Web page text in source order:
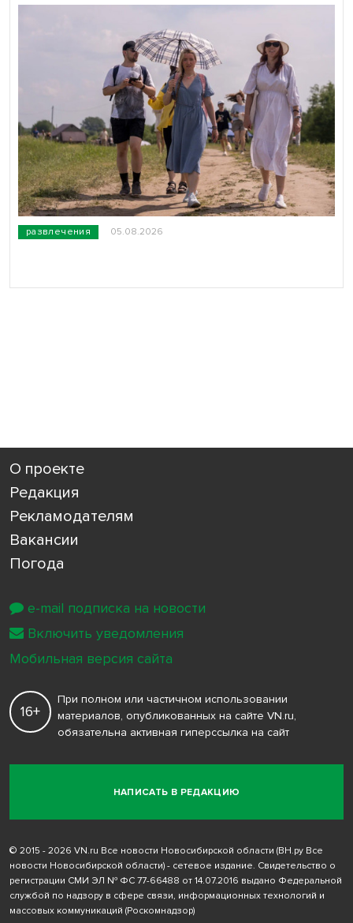
развлечения 05.08.2026
О проекте
Редакция
Рекламодателям
Вакансии
Погода
НАПИСАТЬ В РЕДАКЦИЮ
16+
При полном или частичном использовании
материалов, опубликованных на сайте VN.ru,
обязательна активная гиперссылка на сайт
© 2015 - 2026 VN.ru Все новости Новосибирской области (ВН.ру Все
новости Новосибирской области) - сетевое издание. Свидетельство о
регистрации СМИ ЭЛ № ФС 77-66488 от 14.07.2016 выдано Федеральной
службой по надзору в сфере связи, информационных технологий и
массовых коммуникаций (Роскомнадзор)
e-mail подписка на новости
Включить уведомления
Мобильная версия сайта